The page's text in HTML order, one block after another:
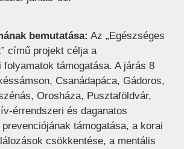
bemutatása: Az „Egészséges
című projekt célja a
folyamatok támogatása. A járás 8
Csanádapáca, Gádoros,
Orosháza, Pusztaföldvár,
érrendszeri és daganatos
támogatása, a korai
csökkentése, a mentális